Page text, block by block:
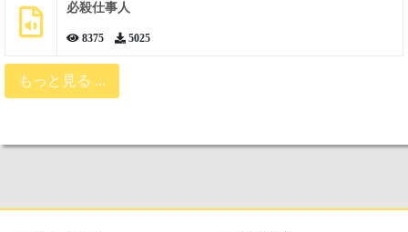
必殺仕事人
8375 5025
もっと見る ...